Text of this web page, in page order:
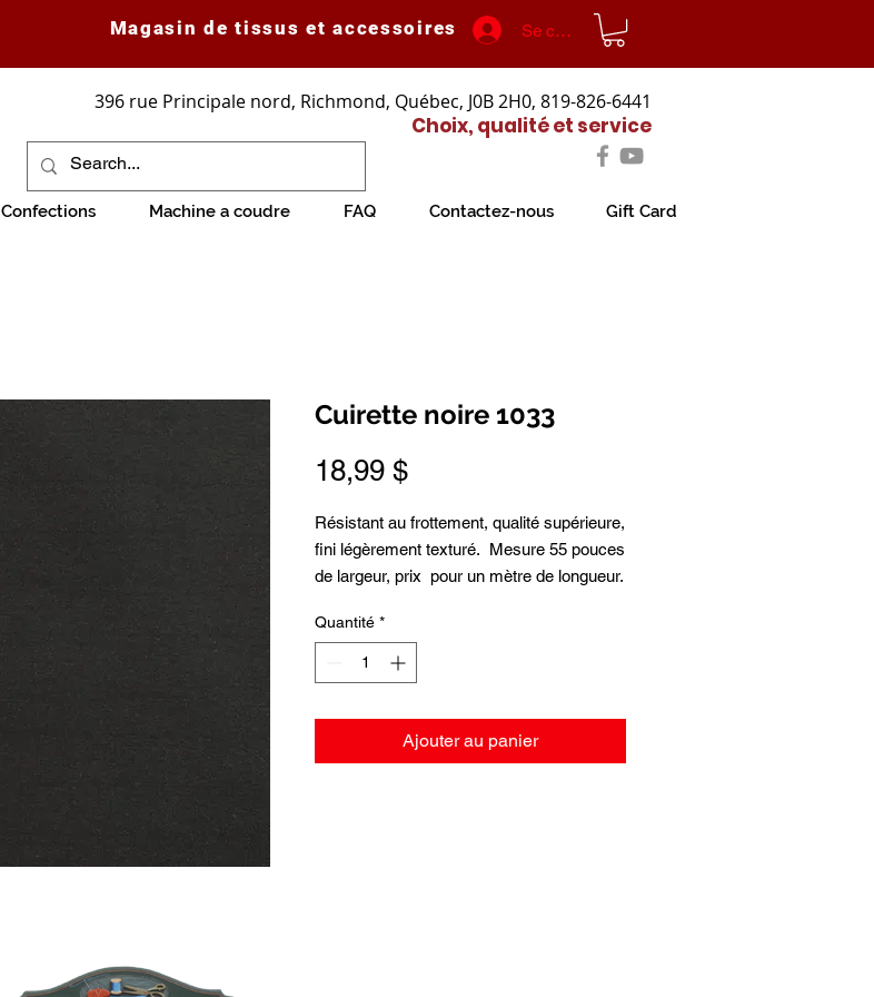
Magasin de tissus et accessoires Se connecter
396 rue Principale nord, Richmond, Québec, J0B 2H0, 819-826-6441
Choix, qualité et service
Confections Machine a coudre FAQ Contactez-nous Gift Card
Cuirette noire 1033
18,99 $Prix
Résistant au frottement, qualité supérieure,
fini légèrement texturé. Mesure 55 pouces
de largeur, prix pour un mètre de longueur.
Quantité *
Ajouter au panier